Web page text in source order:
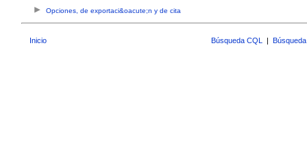
Opciones, de exportaci&oacute;n y de cita
Inicio Búsqueda CQL |